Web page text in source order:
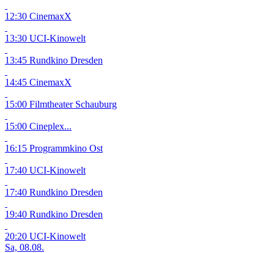
12:30 CinemaxX
13:30 UCI-Kinowelt
13:45 Rundkino Dresden
14:45 CinemaxX
15:00 Filmtheater Schauburg
15:00 Cineplex...
16:15 Programmkino Ost
17:40 UCI-Kinowelt
17:40 Rundkino Dresden
19:40 Rundkino Dresden
20:20 UCI-Kinowelt
Sa, 08.08.